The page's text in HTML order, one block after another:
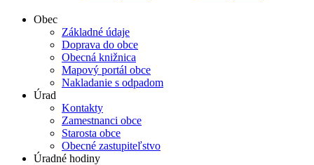
Obec
Základné údaje
Doprava do obce
Obecná knižnica
Mapový portál obce
Nakladanie s odpadom
Úrad
Kontakty
Zamestnanci obce
Starosta obce
Obecné zastupiteľstvo
Úradné hodiny